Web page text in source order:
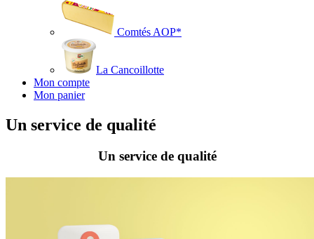
Comtés AOP*
La Cancoillotte
Mon compte
Mon panier
Un service de qualité
Un service de qualité